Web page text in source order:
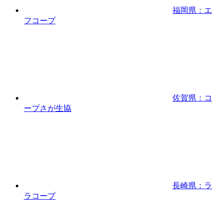
福岡県：エ
フコープ
佐賀県：コ
ープさが生協
長崎県：ラ
ラコープ